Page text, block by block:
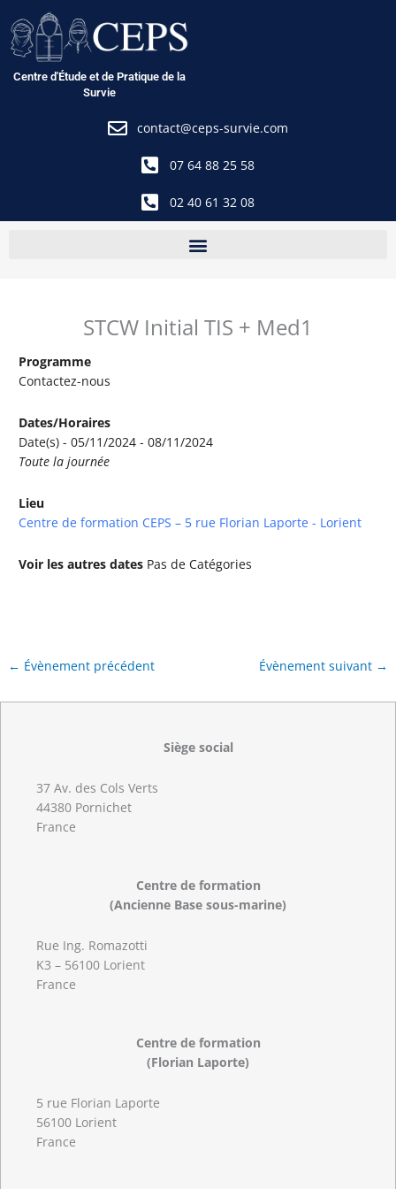
au
contenu
Centre d'Étude et de Pratique de la
Survie
contact@ceps-survie.com
07 64 88 25 58
02 40 61 32 08
STCW Initial TIS + Med1
Programme
Contactez-nous
Dates/Horaires
Date(s) - 05/11/2024 - 08/11/2024
Toute la journée
Lieu
Centre de formation CEPS – 5 rue Florian Laporte - Lorient
Voir les autres dates Pas de Catégories
← Évènement précédent Évènement suivant →
Siège social
37 Av. des Cols Verts
44380 Pornichet
France
Centre de formation
(Ancienne Base sous-marine)
Rue Ing. Romazotti
K3 – 56100 Lorient
France
Centre de formation
(Florian Laporte)
5 rue Florian Laporte
56100 Lorient
France